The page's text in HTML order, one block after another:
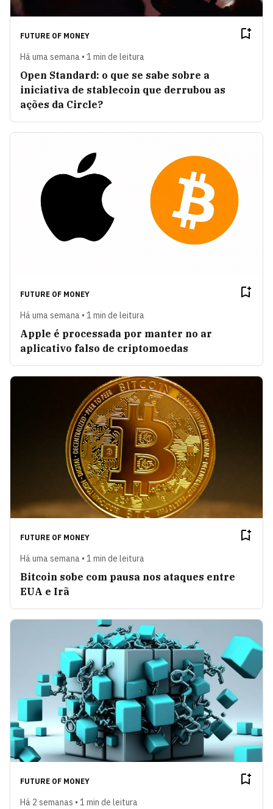
FUTURE OF MONEY
Há uma semana • 1 min de leitura
Open Standard: o que se sabe sobre a
iniciativa de stablecoin que derrubou as
ações da Circle?
FUTURE OF MONEY
Há uma semana • 1 min de leitura
Apple é processada por manter no ar
aplicativo falso de criptomoedas
FUTURE OF MONEY
Há uma semana • 1 min de leitura
Bitcoin sobe com pausa nos ataques entre
EUA e Irã
FUTURE OF MONEY
Há 2 semanas • 1 min de leitura